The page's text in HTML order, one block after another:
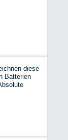
diese
Batterien